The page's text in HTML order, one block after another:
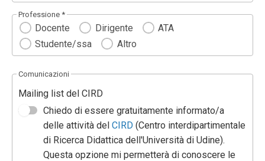
Professione *
Docente Dirigente
ATA
Studente/ssa
Altro
Comunicazioni
Mailing list del CIRD
Chiedo di essere gratuitamente informato/a
delle attività delCIRD (Centro interdipartimentale
di Ricerca Didattica dell'Università di Udine).
Questa opzione mi permetterà di conoscere le